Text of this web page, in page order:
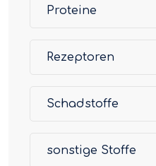
Proteine
Rezeptoren
Schadstoffe
sonstige Stoffe